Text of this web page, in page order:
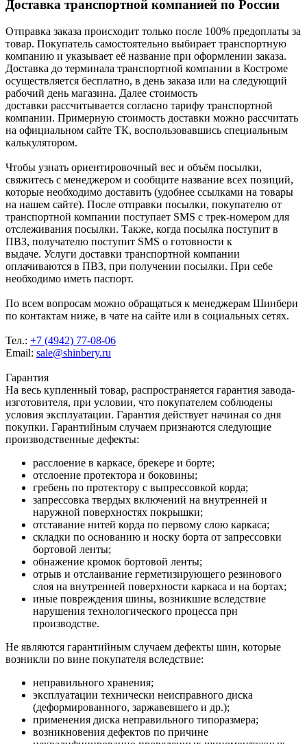
Доставка транспортной компанией по России
Отправка заказа происходит только после 100% предоплаты за
товар. Покупатель самостоятельно выбирает транспортную
компанию и указывает её название при оформлении заказа.
Доставка до терминала транспортной компании в Костроме
осуществляется бесплатно, в день заказа или на следующий
рабочий день магазина. Далее стоимость
доставки рассчитывается согласно тарифу транспортной
компании. Примерную стоимость доставки можно рассчитать
на официальном сайте ТК, воспользовавшись специальным
калькулятором.
Чтобы узнать ориентировочный вес и объём посылки,
свяжитесь с менеджером и сообщите название всех позиций,
которые необходимо доставить (удобнее ссылками на товары
на нашем сайте). После отправки посылки, покупателю от
транспортной компании поступает SMS с трек-номером для
отслеживания посылки. Также, когда посылка поступит в
ПВЗ, получателю поступит SMS о готовности к
выдаче. Услуги доставки транспортной компании
оплачиваются в ПВЗ, при получении посылки. При себе
необходимо иметь паспорт.
По всем вопросам можно обращаться к менеджерам Шинбери
по контактам ниже, в чате на сайте или в социальных сетях.
Тел.: +7 (4942) 77-08-06
Email: sale@shinbery.ru
Гарантия
На весь купленный товар, распространяется гарантия завода-
изготовителя, при условии, что покупателем соблюдены
условия эксплуатации. Гарантия действует начиная со дня
покупки. Гарантийным случаем признаются следующие
производственные дефекты:
расслоение в каркасе, брекере и борте;
отслоение протектора и боковины;
гребень по протектору с выпрессовкой корда;
запрессовка твердых включений на внутренней и
наружной поверхностях покрышки;
отставание нитей корда по первому слою каркаса;
складки по основанию и носку борта от запрессовки
бортовой ленты;
обнажение кромок бортовой ленты;
отрыв и отслаивание герметизирующего резинового
слоя на внутренней поверхности каркаса и на бортах;
иные повреждения шины, возникшие вследствие
нарушения технологического процесса при
производстве.
Не являются гарантийным случаем дефекты шин, которые
возникли по вине покупателя вследствие:
неправильного хранения;
эксплуатации технически неисправного диска
(деформированного, заржавевшего и др.);
применения диска неправильного типоразмера;
возникновения дефектов по причине